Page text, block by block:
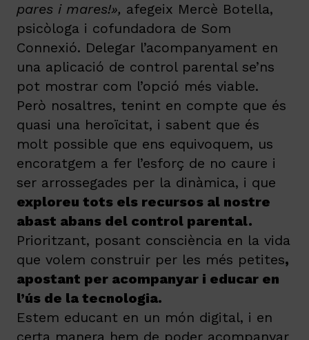
pares i mares!», afegeix Mercè Botella,
psicòloga i cofundadora de Som
Connexió. Delegar l’acompanyament en
una aplicació de control parental se’ns
pot mostrar com l’opció més viable.
Però nosaltres, tenint en compte que és
quasi una heroïcitat, i sabent que és
molt possible que ens equivoquem, us
encoratgem a fer l’esforç de no caure i
ser arrossegades per la dinàmica, i que
exploreu tots els recursos al nostre
abast abans del control parental.
Prioritzant, posant consciència en la vida
que volem construir per les més petites,
apostant per acompanyar i educar en
l’ús de la tecnologia.
Estem educant en un món digital, i en